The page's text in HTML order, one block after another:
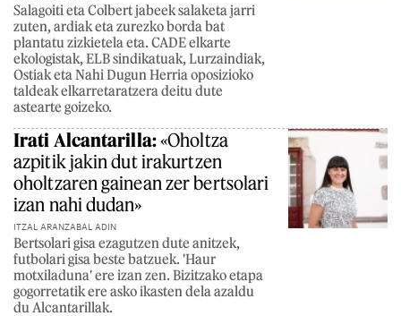
Salagoiti eta Colbert jabeek salaketa jarri
zuten, ardiak eta zurezko borda bat
plantatu zizkietela eta. CADE elkarte
ekologistak, ELB sindikatuak, Lurzaindiak,
Ostiak eta Nahi Dugun Herria oposizioko
taldeak elkarretaratzera deitu dute
astearte goizeko.
Irati Alcantarilla:«Oholtza
azpitik jakin dut irakurtzen
oholtzaren gainean zer bertsolari
izan nahi dudan»
ITZAL ARANZABAL ADIN
Bertsolari gisa ezagutzen dute anitzek,
futbolari gisa beste batzuek. 'Haur
motxiladuna' ere izan zen. Bizitzako etapa
gogorretatik ere asko ikasten dela azaldu
du Alcantarillak.